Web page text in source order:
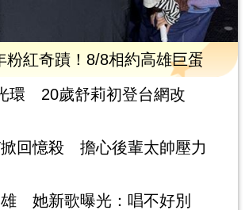
粉紅奇蹟！8/8相約高雄巨蛋
環 20歲舒莉初登台網改
回憶殺 擔心後輩太帥壓力
她新歌曝光：唱不好別